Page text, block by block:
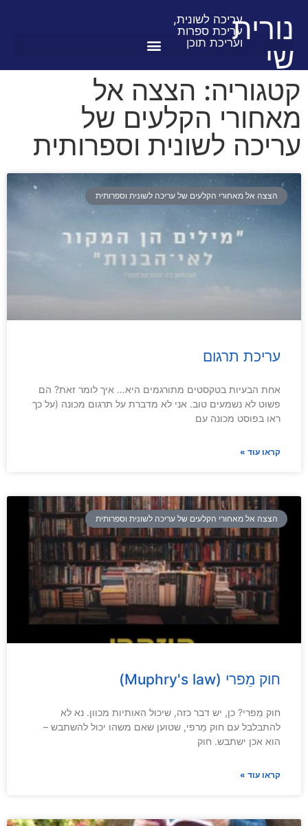
נורית
שי
עריכה לשונית,
עריכת ספרות
ועריכת תוכן
קטגוריה: הצצה אל
מאחורי הקלעים של
עריכה לשונית וספרותית
הצצה אל מאחורי הקלעים של עריכה לשונית וספרותית
עריכת תרגום
אחת הבעיות בטקסטים מתורגמים היא… איך לומר זאת? הם
פשוט לא נשמעים טוב. אני לא מדברת על תרגום מכונה (על כך
ראו בפוסט מכונה עם
קראו עוד »
הצצה אל מאחורי הקלעים של עריכה לשונית וספרותית
חוק מֵפרי (Muphry's law)
חוק מֵפרי? כן, יש דבר כזה, שיכול האותיות מכוון. נא לא
להתבלבל עם חוק מֵרפי, שטוען שאם משהו יכול להשתבש –
הוא אכן ישתבש. חוק
קראו עוד »